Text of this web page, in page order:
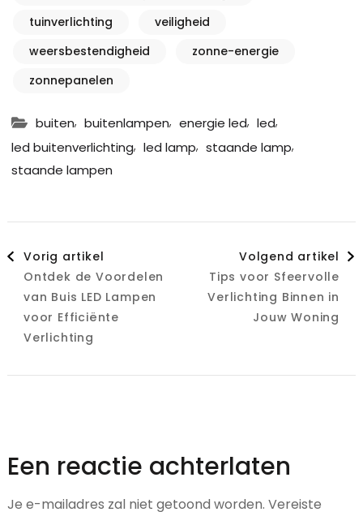
tuinverlichting
veiligheid
weersbestendigheid
zonne-energie
zonnepanelen
buiten, buitenlampen, energie led, led,
led buitenverlichting, led lamp, staande lamp,
staande lampen
Berichtnavigatie
Vorig artikel
Ontdek de Voordelen
van Buis LED Lampen
voor Efficiënte
Verlichting
Volgend artikel
Tips voor Sfeervolle
Verlichting Binnen in
Jouw Woning
Een reactie achterlaten
Je e-mailadres zal niet getoond worden. Vereiste